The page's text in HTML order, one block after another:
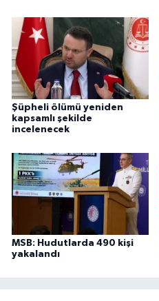
Şüpheli ölümü yeniden
kapsamlı şekilde
incelenecek
MSB: Hudutlarda 490 kişi
yakalandı